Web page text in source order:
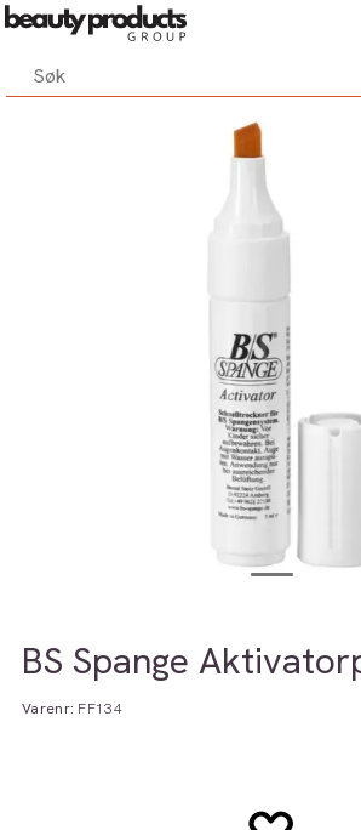
BS Spange
Varenr: FF134